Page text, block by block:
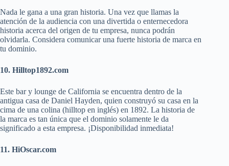
Nada le gana a una gran historia. Una vez que llamas la
atención de la audiencia con una divertida o enternecedora
historia acerca del origen de tu empresa, nunca podrán
olvidarla. Considera comunicar una fuerte historia de marca en
tu dominio.
10. Hilltop1892.com
Este bar y lounge de California se encuentra dentro de la
antigua casa de Daniel Hayden, quien construyó su casa en la
cima de una colina (hilltop en inglés) en 1892. La historia de
la marca es tan única que el dominio solamente le da
significado a esta empresa. ¡Disponibilidad inmediata!
11. HiOscar.com